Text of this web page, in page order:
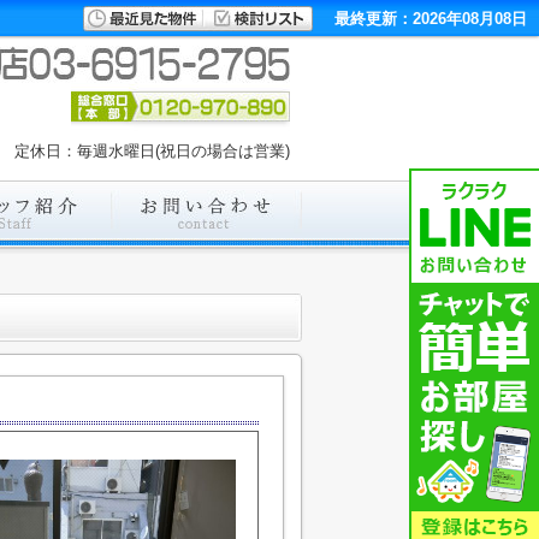
最終更新：2026年08月08日
休日：毎週水曜日(祝日の場合は営業)